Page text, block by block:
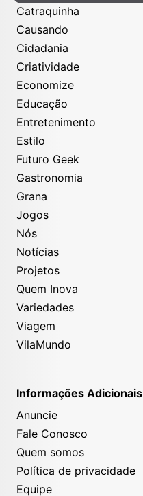
Catraquinha
Causando
Cidadania
Criatividade
Economize
Educação
Entretenimento
Estilo
Futuro Geek
Gastronomia
Grana
Jogos
Nós
Notícias
Projetos
Quem Inova
Variedades
Viagem
VilaMundo
Informações Adicionais
Anuncie
Fale Conosco
Quem somos
Política de privacidade
Equipe